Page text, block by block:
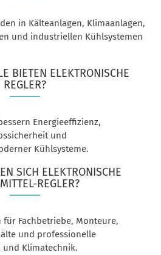
in Kälteanlagen, Klimaanlagen,
und industriellen Kühlsystemen
BIETEN ELEKTRONISCHE
REGLER?
Energieeffizienz,
und
Kühlsysteme.
SICH ELEKTRONISCHE
REGLER?
Fachbetriebe, Monteure,
und professionelle
Klimatechnik.